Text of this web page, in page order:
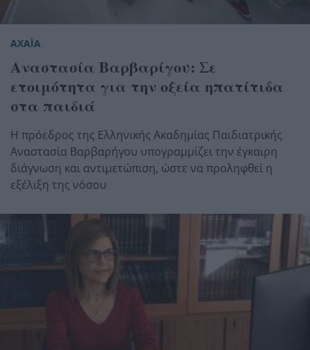
ΑΧΑΪΑ
Αναστασία Βαρβαρίγου: Σε
ετοιμότητα για την οξεία ηπατίτιδα
στα παιδιά
Η πρόεδρος της Ελληνικής Ακαδημίας Παιδιατρικής
Αναστασία Βαρβαρήγου υπογραμμίζει την έγκαιρη
διάγνωση και αντιμετώπιση, ώστε να προληφθεί η
εξέλιξη της νόσου